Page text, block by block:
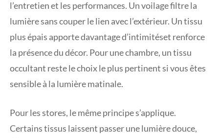
l’entretien et les performances. Un voilage filtre la
lumière sans couper le lien avec l’extérieur. Un tissu
plus épais apporte davantage d’intimitéset renforce
la présence du décor. Pour une chambre, un tissu
occultant reste le choix le plus pertinent si vous êtes
sensible à la lumière matinale.
Pour les stores, le même principe s’applique.
Certains tissus laissent passer une lumière douce,